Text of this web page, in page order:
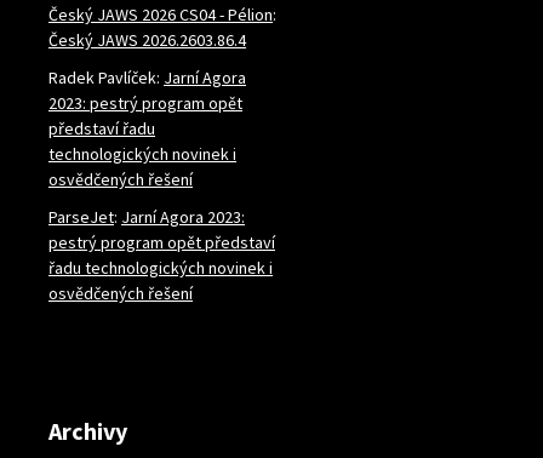
Český JAWS 2026 CS04 - Pélion:
Český JAWS 2026.2603.86.4
Radek Pavlíček: Jarní Agora
2023: pestrý program opět
představí řadu
technologických novinek i
osvědčených řešení
ParseJet: Jarní Agora 2023:
pestrý program opět představí
řadu technologických novinek i
osvědčených řešení
Archivy